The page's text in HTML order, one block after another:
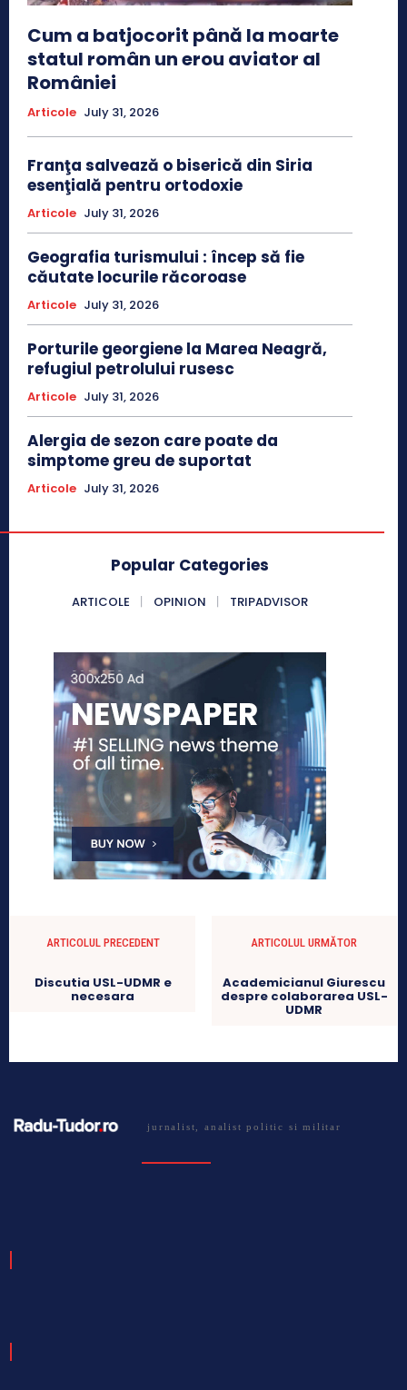
Cum a batjocorit până la moarte
statul român un erou aviator al
României
Articole July 31, 2026
Franţa salvează o biserică din Siria
esenţială pentru ortodoxie
Articole July 31, 2026
Geografia turismului : încep să fie
căutate locurile răcoroase
Articole July 31, 2026
Porturile georgiene la Marea Neagră,
refugiul petrolului rusesc
Articole July 31, 2026
Alergia de sezon care poate da
simptome greu de suportat
Articole July 31, 2026
Popular Categories
ARTICOLE OPINION TRIPADVISOR
ARTICOLUL PRECEDENT
Discutia USL-UDMR e
necesara
ARTICOLUL URMĂTOR
Academicianul Giurescu
despre colaborarea USL-
UDMR
jurnalist, analist politic si militar